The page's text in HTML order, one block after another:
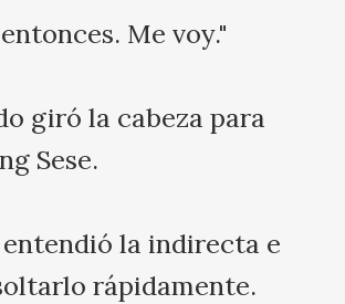
Me voy."
giró la cabeza para
Sese.
entendió la indirecta e
rápidamente.